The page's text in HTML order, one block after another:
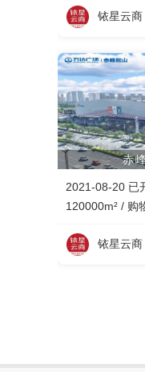
铱星云商
赤
2021-08-20 已
120000m² / 购
铱星云商